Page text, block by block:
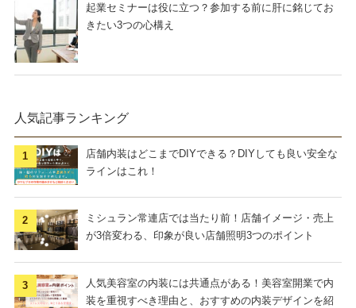
起業セミナーは役に立つ？参加する前に肝に銘じてお
きたい3つの心構え
人気記事ランキング
店舗内装はどこまでDIYできる？DIYしても良い安全な
ラインはこれ！
ミシュラン常連店では当たり前！店舗イメージ・売上
が3倍変わる、印象が良い店舗照明3つのポイント
人気美容室の内装には共通点がある！美容室開業で内
装を重視すべき理由と、おすすめの内装デザインを紹